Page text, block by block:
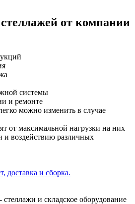
от компании
системы
и ремонте
можно изменить в случае
от максимальной нагрузки на них
и воздействию различных
доставка и сборка.
и складское оборудование